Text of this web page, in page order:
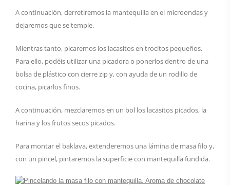
A continuación, derretiremos la mantequilla en el microondas y
dejaremos que se temple.
Mientras tanto, picaremos los lacasitos en trocitos pequeños.
Para ello, podéis utilizar una picadora o ponerlos dentro de una
bolsa de plástico con cierre zip y, con ayuda de un rodillo de
cocina, picarlos finos.
A continuación, mezclaremos en un bol los lacasitos picados, la
harina y los frutos secos picados.
Para montar el baklava, extenderemos una lámina de masa filo y,
con un pincel, pintaremos la superficie con mantequilla fundida.